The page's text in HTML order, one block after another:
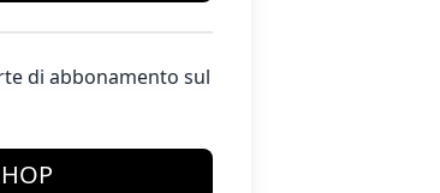
di abbonamento sul